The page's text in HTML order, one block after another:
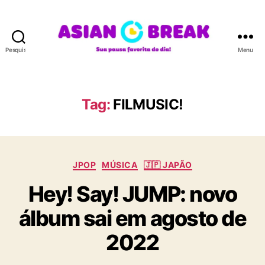
Pesquisar
A
N
R
A
Menu
Tag: FILMUSIC!
C
t
e
g
o
r
JPOP MÚSICA 🇯🇵 JAPÃO
Hey! Say! JUMP: novo
álbum sai em agosto de
2022